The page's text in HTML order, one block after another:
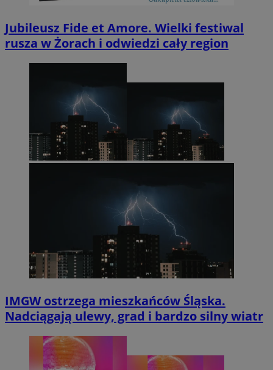
Jubileusz Fide et Amore. Wielki festiwal
rusza w Żorach i odwiedzi cały region
IMGW ostrzega mieszkańców Śląska.
Nadciągają ulewy, grad i bardzo silny wiatr